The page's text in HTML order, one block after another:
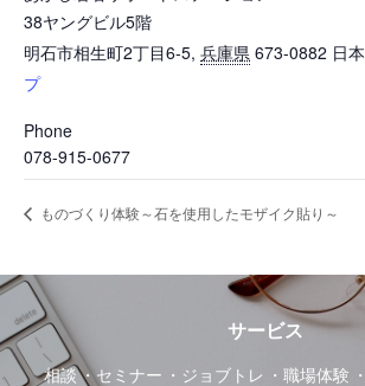
38ヤングビル5階
明石市相生町2丁目6-5, 兵庫県 673-0882 日本
プ
Phone
078-915-0677
ものづくり体験～石を使用したモザイク貼り～
サービス
相談 セミナー ジョブトレ 職場体験